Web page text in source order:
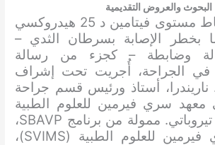
البحوث والعروض التقديمية
دراسة ارتباط مستوى فيتامين د 25 هيدروكسي
بخطر الإصابة بسرطان الثدي –
وضابطة – كجزء من رسالة
في الجراحة، أُجريت تحت إشراف
ناريندرا، أستاذ ورئيس قسم جراحة
معهد سري فيرمين للعلوم الطبية
(SVIMS)، تيروباتي. ممولة من برنامج SBAVP،
معهد سري فيرمين للعلوم الطبية (SVIMS)،